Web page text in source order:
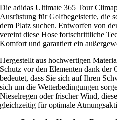
Die adidas Ultimate 365 Tour
Ausrüstung für Golfbegeisterte, die
dem Platz suchen. Entworfen von
vereint diese Hose fortschrittliche
Komfort und garantiert ein
Hergestellt aus hochwertigen
Schutz vor den Elementen dank der
bedeutet, dass Sie sich auf Ihren
sich um die Wetterbedingungen
Nieselregen oder frischer Wind,
gleichzeitig für optimale